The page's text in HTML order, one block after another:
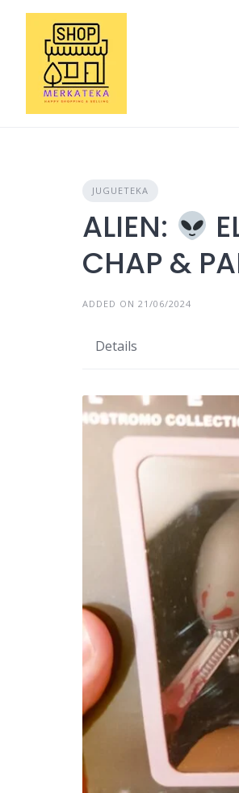
JUGUETEKA
ALIEN:
CHAP &
ADDED ON 21/06/2024
Details